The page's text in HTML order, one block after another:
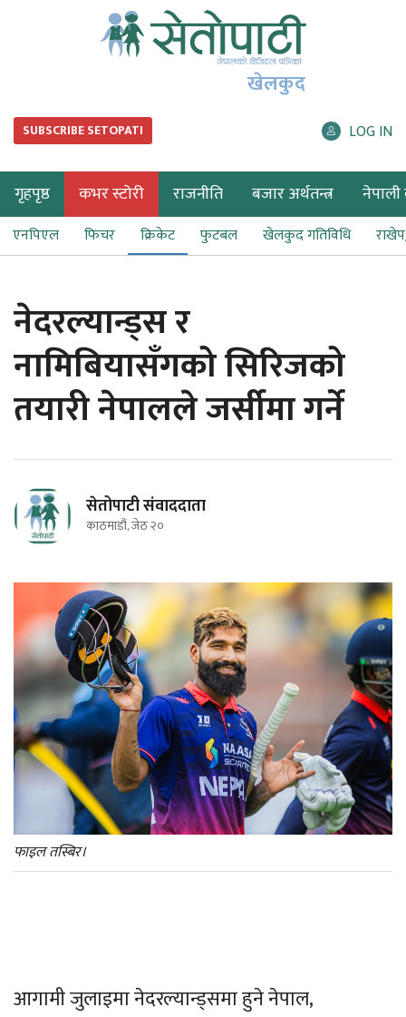
खेलकुद
SUBSCRIBE SETOPATI LOG IN
गृहपृष्ठ कभर स्टोरी राजनीति बजार अर्थतन्त्र नेपाली
एनपिएल फिचर क्रिकेट फुटबल खेलकुद गतिविधि
नेदरल्यान्ड्स र
नामिबियासँगको सिरिजको
तयारी नेपालले जर्सीमा गर्ने
सेतोपाटी संवाददाता
काठमाडौं, जेठ २०
फाइल तस्बिर।
आगामी जुलाइमा नेदरल्यान्ड्समा हुने नेपाल,